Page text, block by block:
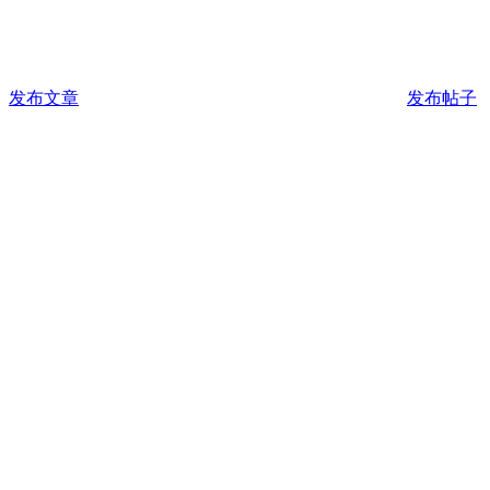
发布文章 发布帖子